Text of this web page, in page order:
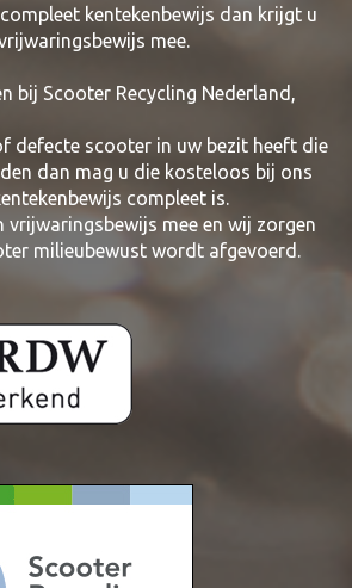
kentekenbewijs dan krijgt u
mee.
bij Scooter Recycling Nederland,
defecte scooter in uw bezit heeft die
dan mag u die kosteloos bij ons
compleet is.
vrijwaringsbewijs mee en wij zorgen
milieubewust wordt afgevoerd.